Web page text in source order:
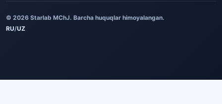
© 2026 Starlab MChJ. Barcha huquqlar himoyalangan.
RU/UZ